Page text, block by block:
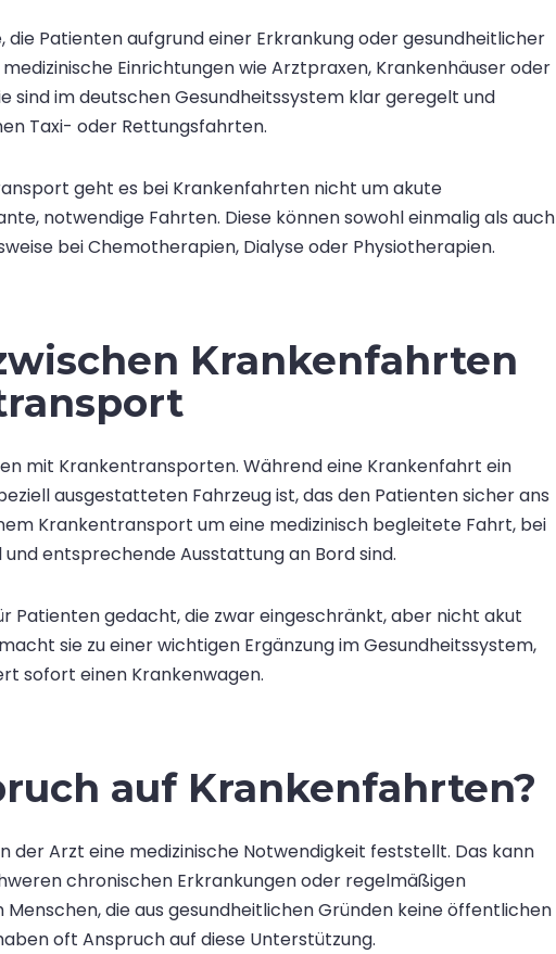
Patienten aufgrund einer Erkrankung oder gesundheitlicher
Einrichtungen wie Arztpraxen, Krankenhäuser oder
sind im deutschen Gesundheitssystem klar geregelt und
Taxi- oder Rettungsfahrten.
geht es bei Krankenfahrten nicht um akute
notwendige Fahrten. Diese können sowohl einmalig als auch
bei Chemotherapien, Dialyse oder Physiotherapien.
Krankenfahrten
mit Krankentransporten. Während eine Krankenfahrt ein
ausgestatteten Fahrzeug ist, das den Patienten sicher ans
Krankentransport um eine medizinisch begleitete Fahrt, bei
entsprechende Ausstattung an Bord sind.
Patienten gedacht, die zwar eingeschränkt, aber nicht akut
sie zu einer wichtigen Ergänzung im Gesundheitssystem,
sofort einen Krankenwagen.
auf Krankenfahrten?
der Arzt eine medizinische Notwendigkeit feststellt. Das kann
chronischen Erkrankungen oder regelmäßigen
Menschen, die aus gesundheitlichen Gründen keine öffentlichen
oft Anspruch auf diese Unterstützung.